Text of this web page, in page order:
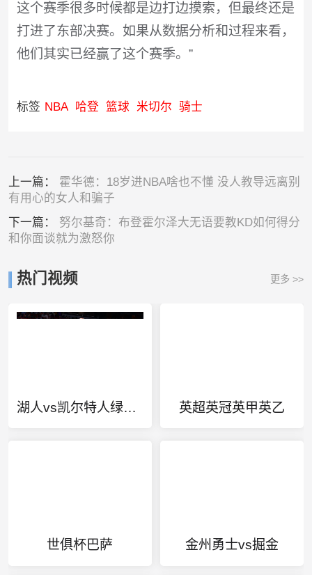
这个赛季很多时候都是边打边摸索，但最终还是
打进了东部决赛。如果从数据分析和过程来看，
他们其实已经赢了这个赛季。”
标签 NBA 哈登 篮球 米切尔 骑士
上一篇： 霍华德：18岁进NBA啥也不懂 没人教导远离别
有用心的女人和骗子
下一篇： 努尔基奇：布登霍尔泽大无语要教KD如何得分
和你面谈就为激怒你
热门视频 更多 >>
湖人vs凯尔特人绿军主场 英超英冠英甲英乙
世俱杯巴萨 金州勇士vs掘金